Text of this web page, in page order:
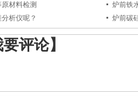
材料检测
炉前铁
析仪呢？
炉前碳
评论】